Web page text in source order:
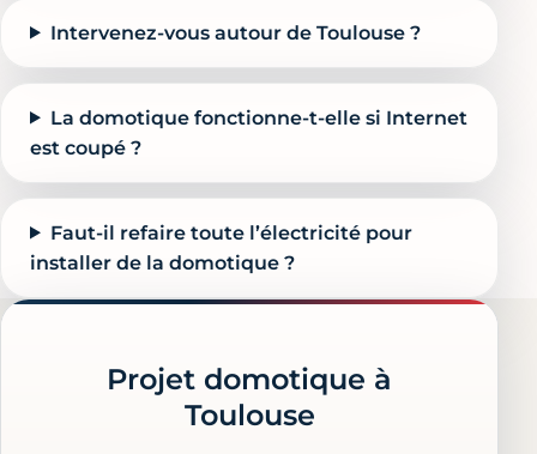
Intervenez-vous autour de Toulouse ?
La domotique fonctionne-t-elle si Internet
est coupé ?
Faut-il refaire toute l’électricité pour
installer de la domotique ?
Projet domotique à
Toulouse